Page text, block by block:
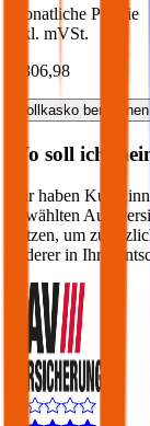
Monatliche Prämie
inkl. mVSt.
€ 306,98
Vollkasko berechnen
Wo soll ich
Wir haben
gewählten
nutzen, um
anderer in Ihre